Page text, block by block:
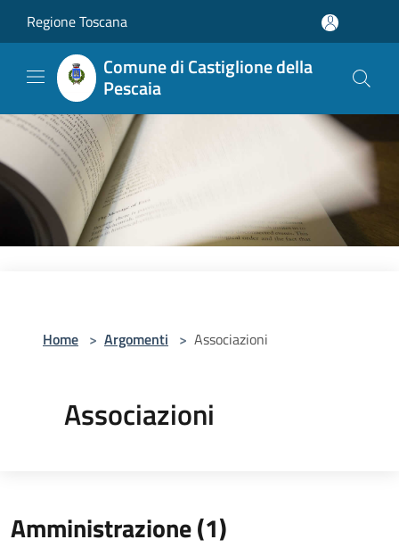
Regione Toscana
Comune di Castiglione della
Pescaia
Home > Argomenti > Associazioni
Associazioni
Amministrazione (1)